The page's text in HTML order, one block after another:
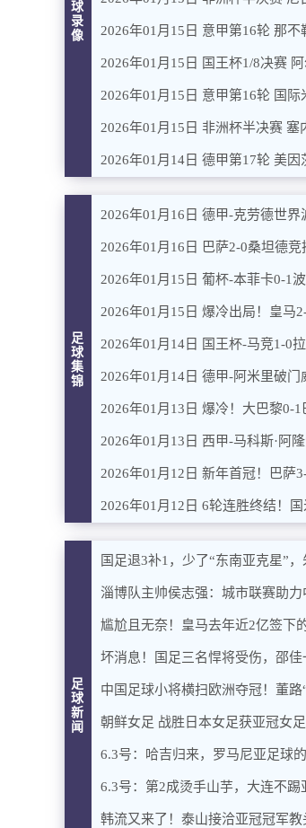
球
录
像
2026年01月15日 意甲第16轮 那
2026年01月15日 国王杯1/8决赛
2026年01月15日 意甲第16轮 国
2026年01月15日 非洲杯半决赛 塞
2026年01月14日 德甲第17轮 美
足
球
集
锦
2026年01月16日 德甲-克劳德世
2026年01月16日 巴萨2-0桑坦德
2026年01月14日 德甲-阿米里破
2026年01月13日 西甲-马科斯·阿
足
球
新
闻
国足退3补1，少了“东南亚克星”
淄博队主帅侯志强：城市联赛助
尴尬且无奈！皇马去年近2亿签下
坏消息！国足三名悍将受伤，邵
中国足球小将横扫欧洲夺冠！董路
朝鲜女足 战胜日本女足获亚冠女
6.3号：哈吉归来，罗马尼亚足球
6.3号：第2成烫手山芋，大连不
韩流又来了！泰山接洽亚冠冠军